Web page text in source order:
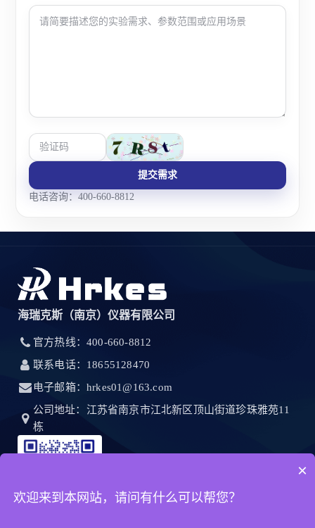
提交需求
电话咨询：400-660-8812
海瑞克斯（南京）仪器有限公司
官方热线：400-660-8812
联系电话：18655128470
电子邮箱：hrkes01@163.com
公司地址：江苏省南京市江北新区顶山街道珍珠雅苑11
栋
×
欢迎来到本网站，请问有什么可以帮您？